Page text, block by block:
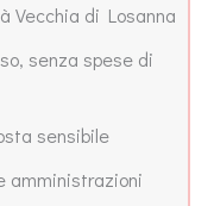
Vecchia di Losanna
senza spese di
sensibile
amministrazioni